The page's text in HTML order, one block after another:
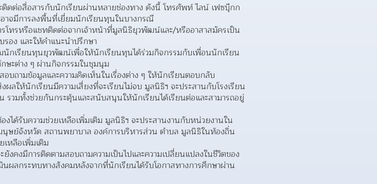
ต่อสื่อสารกับนักเรียนผ่านหลายช่องทาง ดังนี้ โทรศัพท์ ไลน์ เฟซบุ๊กก
จมีการลงพื้นที่เยี่ยมนักเรียนทุนในบางกรณี
โทรหรือแชทติดต่อจากเจ้าหน้าที่มูลนิธิยุวพัฒน์และ/หรืออาสาสมัครเป็น
อง และให้คำแนะนำปรึกษา
กเรียนทุนยุวพัฒน์เพื่อให้นักเรียนทุนได้ร่วมกิจกรรมกับเพื่อนนักเรียน
ะต่าง ๆ ผ่านกิจกรรมในชุมนุม
บถามข้อมูลและความคิดเห็นในเรื่องต่าง ๆ ให้นักเรียนตอบกลับ
ให้นักเรียนมีความเสี่ยงที่จะเรียนไม่จบ มูลนิธิฯ จะประสานกับโรงเรียน
วมทั้งช่วยกันกระตุ้นและสนับสนุนให้นักเรียนได้เรียนต่อและสามารถอยู่
รับความช่วยเหลือเพิ่มเติม มูลนิธิฯ จะประสานงานกับหน่วยงานใน
ษย์จังหวัด สถานพยาบาล องค์การบริหารส่วน ตำบล มูลนิธิในท้องถิ่น
เหลือเพิ่มเติม
งมีการติดตามสอบถามความเป็นไปและความเปลี่ยนแปลงในชีวิตของ
ลกระทบทางสังคมหลังจากที่นักเรียนได้รับโอกาสทางการศึกษาผ่าน